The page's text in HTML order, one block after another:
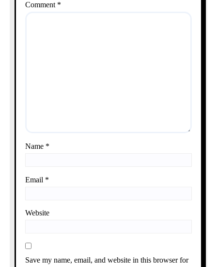
Comment *
Name *
Email *
Website
Save my name, email, and website in this browser for